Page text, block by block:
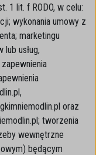
1 lit. f RODO, w celu:
wykonania umowy z
marketingu
usług,
oraz
tworzenia
wewnętrzne
będącym